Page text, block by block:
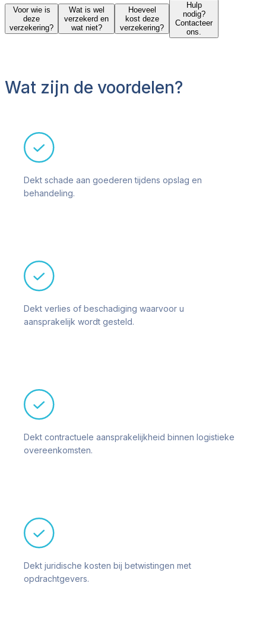
Voor wie is
deze
verzekering?
Wat is wel
verzekerd en
wat niet?
Hoeveel
kost deze
verzekering?
Hulp
nodig?
Contacteer
ons.
Wat zijn de voordelen?
Dekt schade aan goederen tijdens opslag en
behandeling.
Dekt verlies of beschadiging waarvoor u
aansprakelijk wordt gesteld.
Dekt contractuele aansprakelijkheid binnen logistieke
overeenkomsten.
Dekt juridische kosten bij betwistingen met
opdrachtgevers.